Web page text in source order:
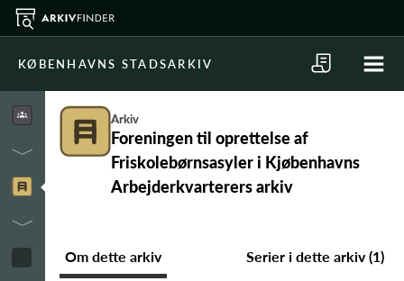
KØBENHAVNS STADSARKIV
Arkiv
Foreningen til oprettelse af
Friskolebørnsasyler i Kjøbenhavns
Arbejderkvarterers arkiv
Om dette arkiv Serier i dette arkiv (1)